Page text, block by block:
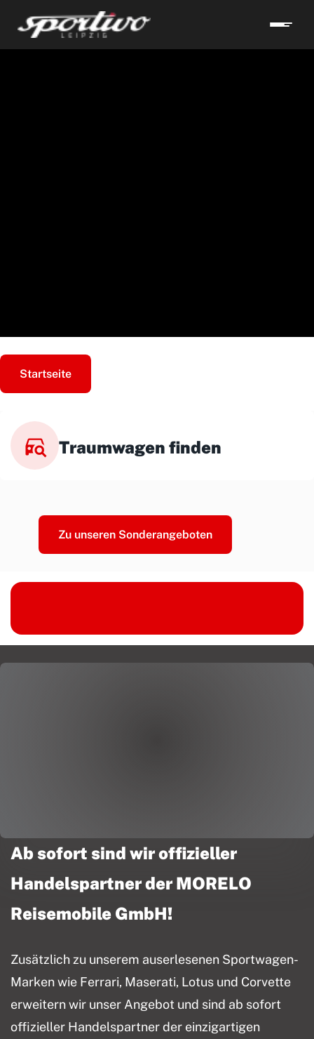
Startseite
Traumwagen finden
Zu unseren Sonderangeboten
Ab sofort sind wir offizieller
Handelspartner der MORELO
Reisemobile GmbH!
Zusätzlich zu unserem auserlesenen Sportwagen-
Marken wie Ferrari, Maserati, Lotus und Corvette
erweitern wir unser Angebot und sind ab sofort
offizieller Handelspartner der einzigartigen